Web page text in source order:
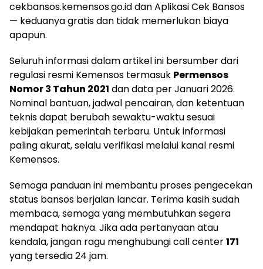
cekbansos.kemensos.go.id dan Aplikasi Cek Bansos
— keduanya gratis dan tidak memerlukan biaya
apapun.
Seluruh informasi dalam artikel ini bersumber dari
regulasi resmi Kemensos termasuk Permensos
Nomor 3 Tahun 2021 dan data per Januari 2026.
Nominal bantuan, jadwal pencairan, dan ketentuan
teknis dapat berubah sewaktu-waktu sesuai
kebijakan pemerintah terbaru. Untuk informasi
paling akurat, selalu verifikasi melalui kanal resmi
Kemensos.
Semoga panduan ini membantu proses pengecekan
status bansos berjalan lancar. Terima kasih sudah
membaca, semoga yang membutuhkan segera
mendapat haknya. Jika ada pertanyaan atau
kendala, jangan ragu menghubungi call center171
yang tersedia 24 jam.